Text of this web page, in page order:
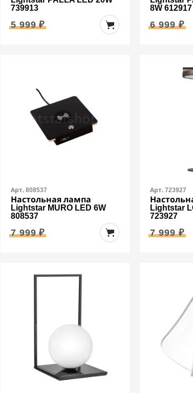
739913
5 999 ₽
8W 612917
6 999 ₽
Арт. 808537
Настольная лампа
Lightstar MURO LED 6W
808537
7 999 ₽
Арт. 723927
Lightstar
723927
7 999 ₽